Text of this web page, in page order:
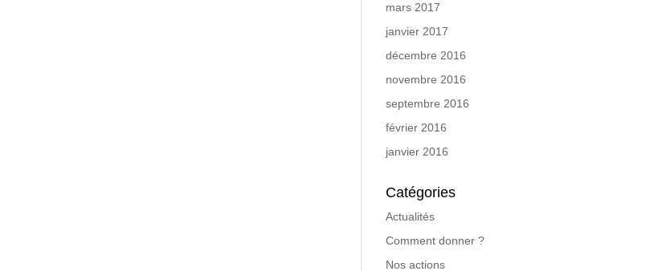
mars 2017
janvier 2017
décembre 2016
novembre 2016
septembre 2016
février 2016
janvier 2016
Catégories
Actualités
Comment donner ?
Nos actions